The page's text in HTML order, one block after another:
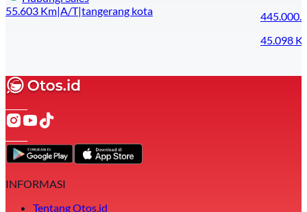
55.603 Km|A/T|tangerang kota
45.098
INFORMASI
Tentang Otos.id